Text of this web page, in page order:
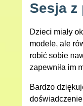
Sesja z
Dzieci miały
modele, ale
robić sobie
zapewniła im
Bardzo